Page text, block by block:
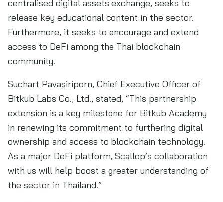
centralised digital assets exchange, seeks to
release key educational content in the sector.
Furthermore, it seeks to encourage and extend
access to DeFi among the Thai blockchain
community.
Suchart Pavasiriporn, Chief Executive Officer of
Bitkub Labs Co., Ltd., stated, “This partnership
extension is a key milestone for Bitkub Academy
in renewing its commitment to furthering digital
ownership and access to blockchain technology.
As a major DeFi platform, Scallop’s collaboration
with us will help boost a greater understanding of
the sector in Thailand.”